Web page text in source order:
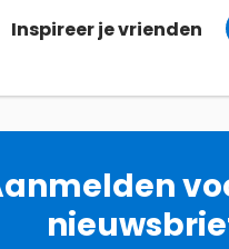
Inspireer je vrienden